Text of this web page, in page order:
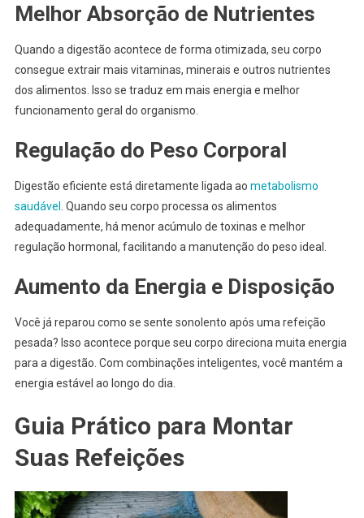
Melhor Absorção de Nutrientes
Quando a digestão acontece de forma otimizada, seu corpo
consegue extrair mais vitaminas, minerais e outros nutrientes
dos alimentos. Isso se traduz em mais energia e melhor
funcionamento geral do organismo.
Regulação do Peso Corporal
Digestão eficiente está diretamente ligada ao metabolismo
saudável
. Quando seu corpo processa os alimentos
adequadamente, há menor acúmulo de toxinas e melhor
regulação hormonal, facilitando a manutenção do peso ideal.
Aumento da Energia e Disposição
Você já reparou como se sente sonolento após uma refeição
pesada? Isso acontece porque seu corpo direciona muita energia
para a digestão. Com combinações inteligentes, você mantém a
energia estável ao longo do dia.
Guia Prático para Montar
Suas Refeições